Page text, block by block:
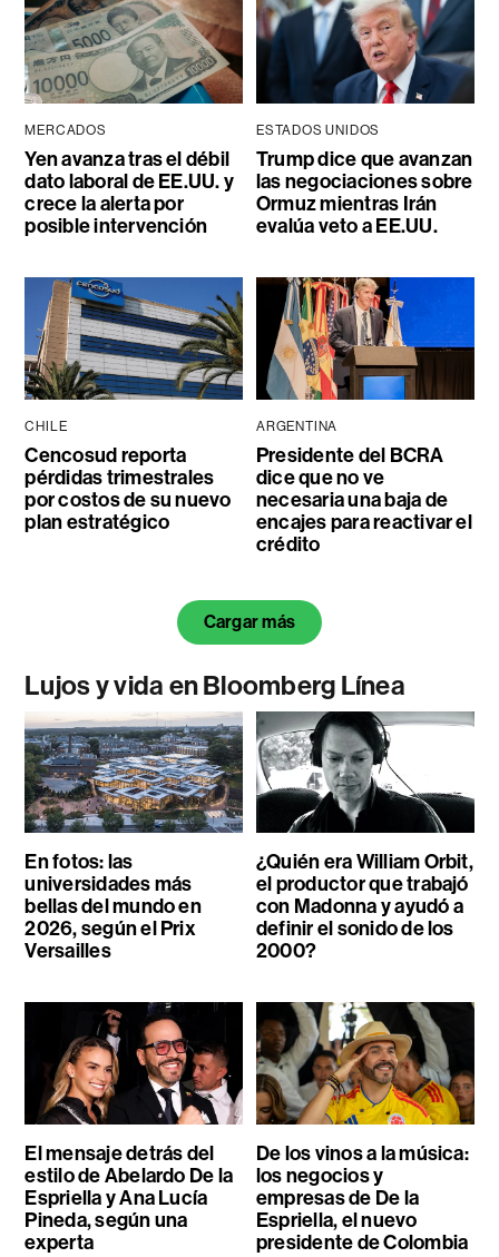
MERCADOS
Yen avanza tras el débil
dato laboral de EE.UU. y
crece la alerta por
posible intervención
ESTADOS UNIDOS
Trump dice que avanzan
las negociaciones sobre
Ormuz mientras Irán
evalúa veto a EE.UU.
CHILE
Cencosud reporta
pérdidas trimestrales
por costos de su nuevo
plan estratégico
ARGENTINA
Presidente del BCRA
dice que no ve
necesaria una baja de
encajes para reactivar el
crédito
Cargar más
Lujos y vida en Bloomberg Línea
En fotos: las
universidades más
bellas del mundo en
2026, según el Prix
Versailles
¿Quién era William Orbit,
el productor que trabajó
con Madonna y ayudó a
definir el sonido de los
2000?
El mensaje detrás del
estilo de Abelardo De la
Espriella y Ana Lucía
Pineda, según una
experta
De los vinos a la música:
los negocios y
empresas de De la
Espriella, el nuevo
presidente de Colombia